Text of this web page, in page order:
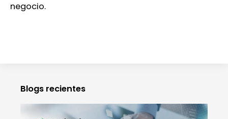
negocio.
Blogs recientes